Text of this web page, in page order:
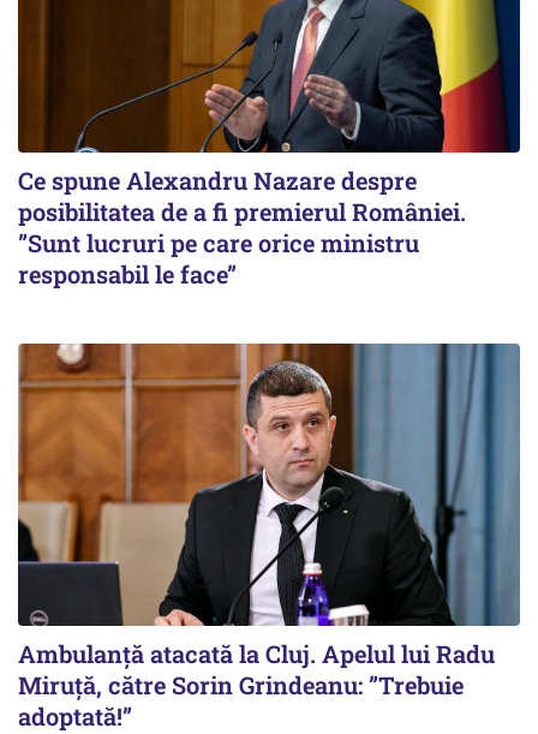
Ce spune Alexandru Nazare despre
posibilitatea de a fi premierul României.
”Sunt lucruri pe care orice ministru
responsabil le face”
Ambulanță atacată la Cluj. Apelul lui Radu
Miruţă, către Sorin Grindeanu: ”Trebuie
adoptată!”